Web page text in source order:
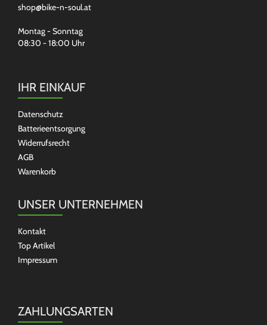
shop@bike-n-soul.at
Montag - Sonntag
08:30 - 18:00 Uhr
IHR EINKAUF
Datenschutz
Batterieentsorgung
Widerrufsrecht
AGB
Warenkorb
UNSER UNTERNEHMEN
Kontakt
Top Artikel
Impressum
ZAHLUNGSARTEN